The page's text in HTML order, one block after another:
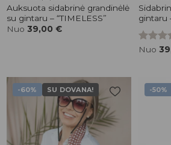
Auksuota sidabrinė grandinėlė
su gintaru – “TIMELESS”
Nuo 39,00 €
gintaru
Nuo
-60% SU DOVANA!
Pridėti į
patikusios
prekės
-50%